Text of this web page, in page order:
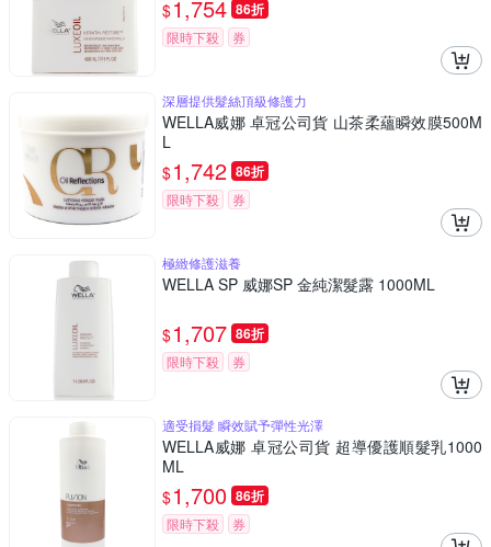
$1,754 86折
限時下殺 券
深層提供髮絲頂級修護力
WELLA威娜 卓冠公司貨 山茶柔蘊瞬效膜500M
L
$1,742 86折
限時下殺 券
極緻修護滋養
WELLA SP 威娜SP 金純潔髮露 1000ML
$1,707 86折
限時下殺 券
適受損髮 瞬效賦予彈性光澤
WELLA威娜 卓冠公司貨 超導優護順髮乳1000
ML
$1,700 86折
限時下殺 券